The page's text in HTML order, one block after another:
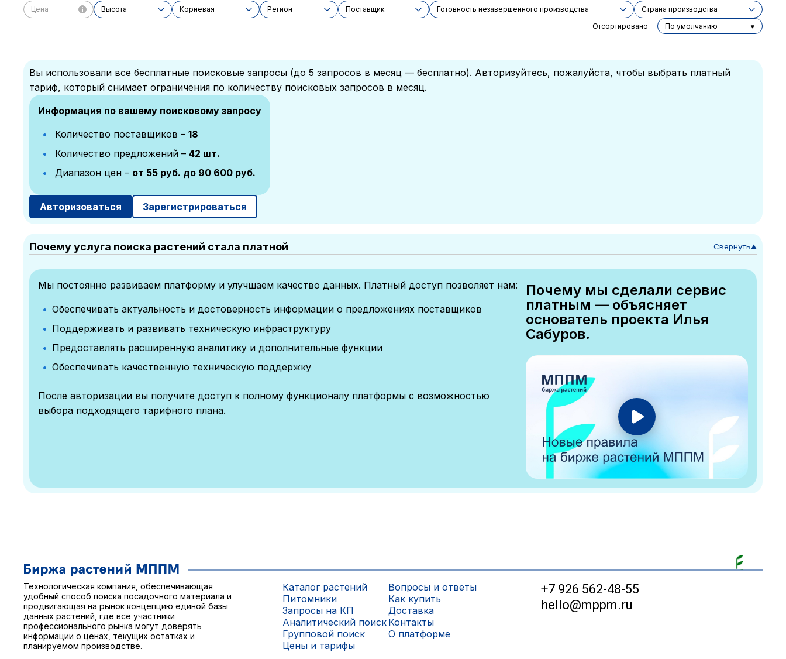
Цена Высота Корневая Регион Поставщик Готовность незавершенного производства
Cтрана производства
Отсортировано
По умолчанию
Вы использовали все бесплатные поисковые запросы (до 5 запросов в месяц — бесплатно). Авторизуйтесь, пожалуйста, чтобы выбрать платный
тариф, который снимает ограничения по количеству поисковых запросов в месяц.
Информация по вашему поисковому запросу
Количество поставщиков – 18
Количество предложений – 42 шт.
Диапазон цен – от 55 руб. до 90 600 руб.
Авторизоваться Зарегистрироваться
Почему услуга поиска растений стала платной Свернуть▼
Мы постоянно развиваем платформу и улучшаем качество данных. Платный доступ позволяет нам:
Обеспечивать актуальность и достоверность информации о предложениях поставщиков
Поддерживать и развивать техническую инфраструктуру
Предоставлять расширенную аналитику и дополнительные функции
Обеспечивать качественную техническую поддержку
После авторизации вы получите доступ к полному функционалу платформы с возможностью
выбора подходящего тарифного плана.
Почему мы сделали сервис
платным — объясняет
основатель проекта Илья
Сабуров.
Технологическая компания, обеспечивающая
удобный способ поиска посадочного материала и
продвигающая на рынок концепцию единой базы
данных растений, где все участники
профессионального рынка могут доверять
информации о ценах, текущих остатках и
планируемом производстве.
Каталог растений
Питомники
Запросы на КП
Аналитический поиск
Групповой поиск
Цены и тарифы
Вопросы и ответы
Как купить
Доставка
Контакты
О платформе
+7 926 562-48-55
hello@mppm.ru